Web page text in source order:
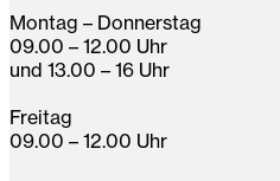
Montag – Donnerstag
09.00 – 12.00 Uhr
und 13.00 – 16 Uhr
Freitag
09.00 – 12.00 Uhr